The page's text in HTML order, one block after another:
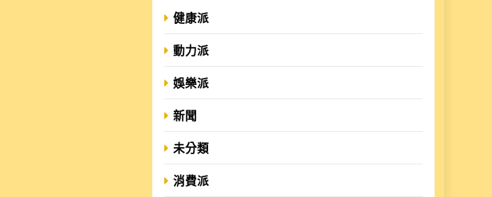
健康派
動力派
娛樂派
新聞
未分類
消費派